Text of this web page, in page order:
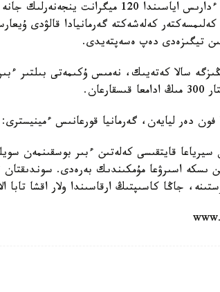
جالپى ءدارىس اياسىندا 120
كەلەشەكتە گەرمانيادا قالۋدى
تيگىزەدى دەپ ەسەپتەيدى.
سالا كەتەيىك، نەمىس ۇكىمەتى بىلتىر
فون دەر ليايەن، گەرمانيا قورعانىس ءمينيسترى:
قايتقىسى كەلەتىن ءبىر بوسقىنمەن
ىسكە اسىرۋعا مۇمكىندىك بەرەدى.
جاڭا كاسىپتىڭ ارقاسىندا ولار اقشا تابا